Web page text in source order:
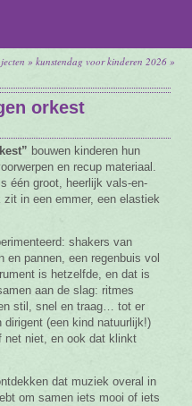
» kunstendag voor kinderen 2026 »
orkest
bouwen kinderen hun
en recup materiaal.
één groot, heerlijk vals-en-
in een emmer, een elastiek
shakers van
pannen, een regenbuis vol
is hetzelfde, en dat is
aan de slag: ritmes
stil, snel en traag… tot er
(een kind natuurlijk!)
net niet, en ook dat klinkt
dat muziek overal in
om samen iets mooi of iets